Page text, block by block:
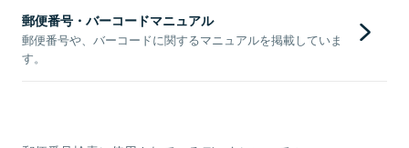
郵便番号・バーコードマニュアル
郵便番号や、バーコードに関するマニュアルを掲載していま
す。